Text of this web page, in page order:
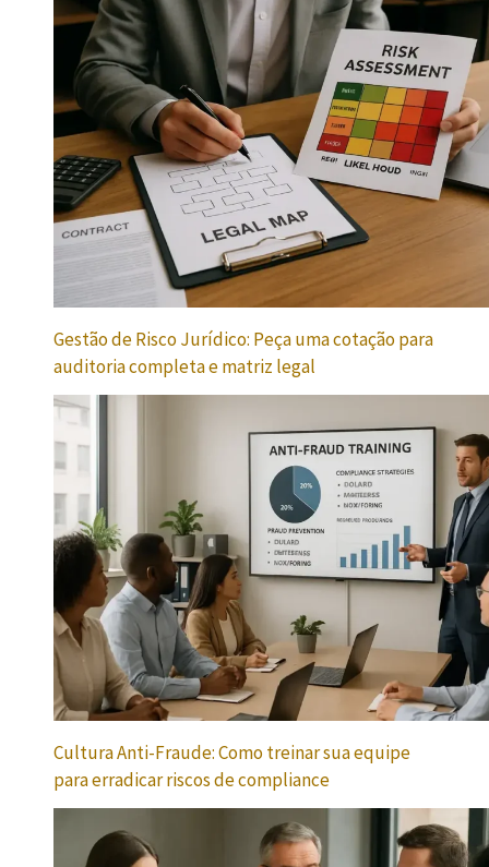
Gestão de Risco Jurídico: Peça uma cotação para
auditoria completa e matriz legal
Cultura Anti-Fraude: Como treinar sua equipe
para erradicar riscos de compliance